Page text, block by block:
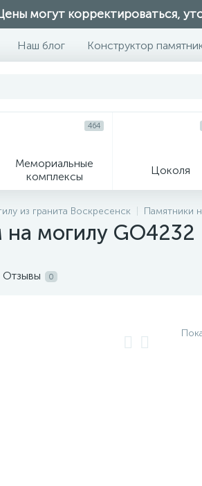
могут корректироваться,
Наш блог Конструктор
Мемориальные
комплексы
464
Цоколя
Могильные кресты
из гранита Воскресенск Памятники
могилу GO4232
Отзывы 0